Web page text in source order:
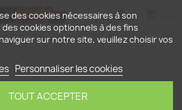

des cookies nécessaires à son
cookies optionnels à des fins
sur notre site, veuillez choisir vos
Personnaliser les cookies
TOUT ACCEPTER